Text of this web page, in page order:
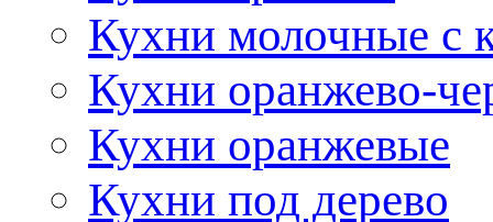
Кухни молочные с
Кухни оранжево-
Кухни оранжевые
Кухни под дерево